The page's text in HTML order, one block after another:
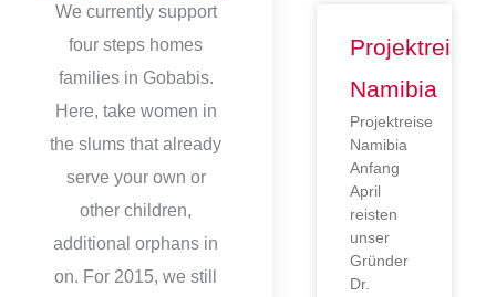
We currently support
four steps homes
families in Gobabis.
Here, take women in
the slums that already
serve your own or
other children,
additional orphans in
on. For 2015, we still
Projektreise
Namibia
Projektreise
Namibia
Anfang
April
reisten
unser
Gründer
Dr.